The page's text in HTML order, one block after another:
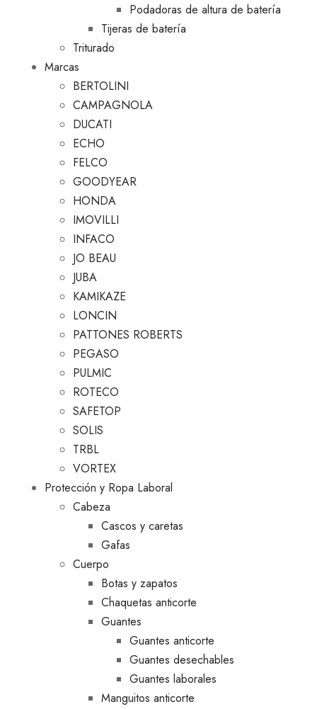
Podadoras de altura de batería
Tijeras de batería
Triturado
Marcas
BERTOLINI
CAMPAGNOLA
DUCATI
ECHO
FELCO
GOODYEAR
HONDA
IMOVILLI
INFACO
JO BEAU
JUBA
KAMIKAZE
LONCIN
PATTONES ROBERTS
PEGASO
PULMIC
ROTECO
SAFETOP
SOLIS
TRBL
VORTEX
Protección y Ropa Laboral
Cabeza
Cascos y caretas
Gafas
Cuerpo
Botas y zapatos
Chaquetas anticorte
Guantes
Guantes anticorte
Guantes desechables
Guantes laborales
Manguitos anticorte